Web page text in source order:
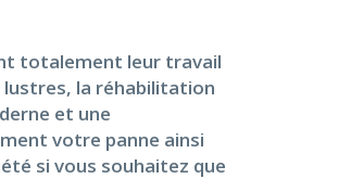
totalement leur travail
la réhabilitation
et une
votre panne ainsi
si vous souhaitez que